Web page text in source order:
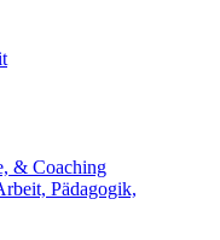
& Coaching
Pädagogik,